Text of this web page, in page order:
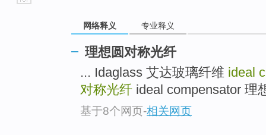
网络释义 专业释义
理想圆对称光纤
... Idaglass 艾达玻璃纤维 ideal
对称光纤 ideal compensator 理
基于8个网页-相关网页